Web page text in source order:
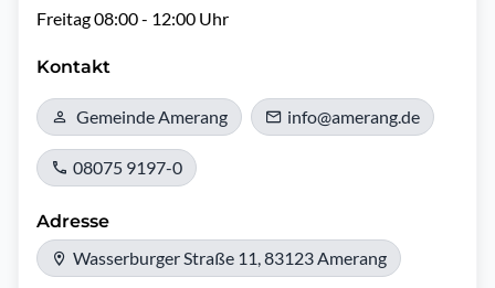
Freitag 08:00 - 12:00 Uhr
Kontakt
Gemeinde Amerang info@amerang.de
08075 9197-0
Adresse
Wasserburger Straße 11, 83123 Amerang